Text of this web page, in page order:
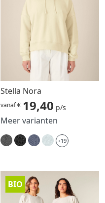
Stella Nora
vanaf € 19,40 p/s
Meer varianten
+19
BIO